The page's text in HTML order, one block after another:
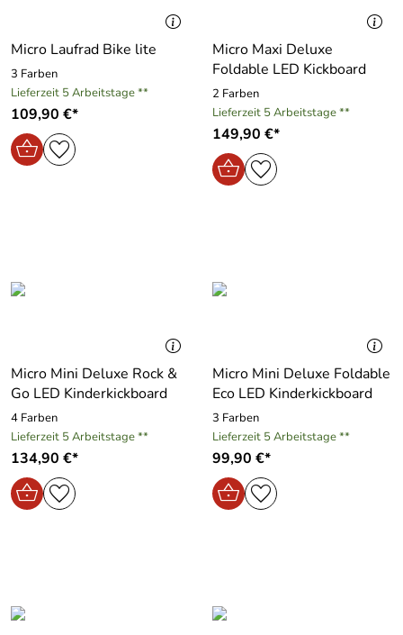
Micro Laufrad Bike lite
3 Farben
Lieferzeit 5 Arbeitstage **
109,90 €*
Micro Maxi Deluxe
Foldable LED Kickboard
2 Farben
Lieferzeit 5 Arbeitstage **
149,90 €*
Micro Mini Deluxe Rock &
Go LED Kinderkickboard
4 Farben
Lieferzeit 5 Arbeitstage **
134,90 €*
Micro Mini Deluxe Foldable
Eco LED Kinderkickboard
3 Farben
Lieferzeit 5 Arbeitstage **
99,90 €*